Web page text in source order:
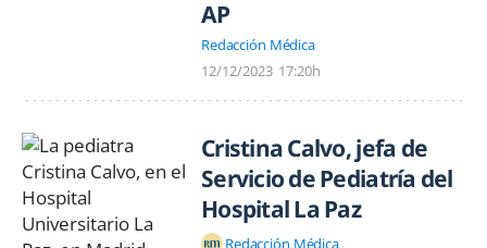
AP
Redacción Médica
12/12/2023 17:20h
Cristina Calvo, jefa de
Servicio de Pediatría del
Hospital La Paz
Redacción Médica